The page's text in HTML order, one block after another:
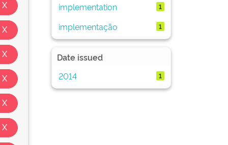
implementation
1
implementação 1
Date issued
2014
1